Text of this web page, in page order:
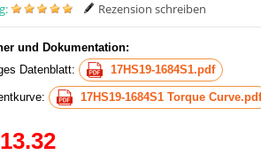
Rezension schreiben
und Dokumentation:
Datenblatt:
17HS19-1684S1.pdf
17HS19-1684S1 Torque Curve.pdf